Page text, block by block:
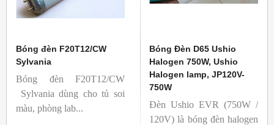
Bóng đèn F20T12/CW
Sylvania
Bóng đèn F20T12/CW
Sylvania dùng cho tủ soi
màu, phòng lab...
Bóng Đèn D65 Ushio
Halogen 750W, Ushio
Halogen lamp, JP120V-
750W
Đèn Ushio EVR (750W /
120V) là bóng đèn halogen